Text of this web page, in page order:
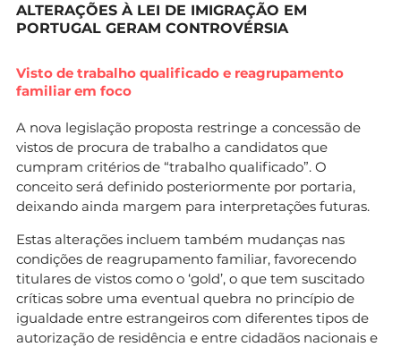
ALTERAÇÕES À LEI DE IMIGRAÇÃO EM
PORTUGAL GERAM CONTROVÉRSIA
Visto de trabalho qualificado e reagrupamento
familiar em foco
A nova legislação proposta restringe a concessão de
vistos de procura de trabalho a candidatos que
cumpram critérios de “trabalho qualificado”. O
conceito será definido posteriormente por portaria,
deixando ainda margem para interpretações futuras.
Estas alterações incluem também mudanças nas
condições de reagrupamento familiar, favorecendo
titulares de vistos como o ‘gold’, o que tem suscitado
críticas sobre uma eventual quebra no princípio de
igualdade entre estrangeiros com diferentes tipos de
autorização de residência e entre cidadãos nacionais e